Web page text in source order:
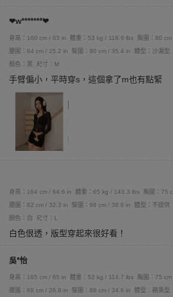
❤︎︎w*******̈❤︎︎
身高：160 cm / 63 in 體重：53 kg / 116.9 lbs
胸圍：80
腰圍：64 cm / 25.2 in
臀圍：90 cm / 35.4 in
體型：沙漏型
顏色：黑
尺寸：M
手臂偏小，平時穿s，這個拿了m也有點緊
身高：164 cm / 64.6 in 體重：65 kg / 143.3 lbs
胸圍：75
腰圍：82 cm / 32.3 in
臀圍：98 cm / 38.6 in
體型：不提供
顏色：白
尺寸：L
白色佷透，版型穿起來很好看！
吳*怡
身高：165 cm / 65 in 體重：52 kg / 114.7 lbs
胸圍：75
腰圍：68 cm / 26.8 in
臀圍：88 cm / 34.6 in
體型：蘋果型